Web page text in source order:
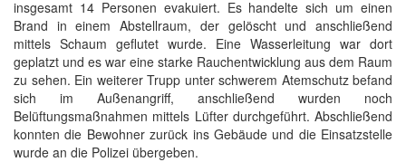
insgesamt 14 Personen evakuiert. Es handelte sich um einen
Brand in einem Abstellraum, der gelöscht und anschließend
mittels Schaum geflutet wurde. Eine Wasserleitung war dort
geplatzt und es war eine starke Rauchentwicklung aus dem Raum
zu sehen. Ein weiterer Trupp unter schwerem Atemschutz befand
sich im Außenangriff, anschließend wurden noch
Belüftungsmaßnahmen mittels Lüfter durchgeführt. Abschließend
konnten die Bewohner zurück ins Gebäude und die Einsatzstelle
wurde an die Polizei übergeben.